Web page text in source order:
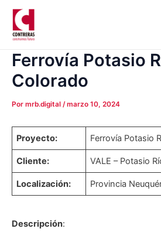
contenido
Ferrovía Potasio
Colorado
Por mrb.digital /marzo 10, 2024
Proyecto: Ferrovía Potasio
Cliente: VALE – Potasio
Localización: Provincia
Descripción:
Navegación
de
entradas